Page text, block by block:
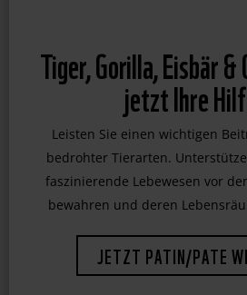
Tiger, Gorilla, Eisbär
jetzt Ihre
Leisten Sie einen wichtigen
bedrohter Tierarten.
faszinierende Lebewesen vor
JETZT PATIN/PATE